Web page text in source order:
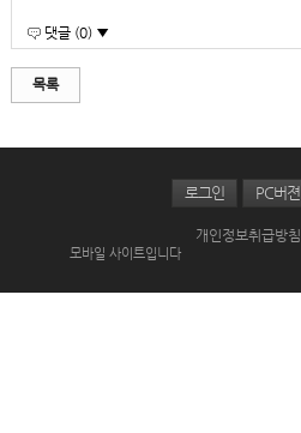
댓글 (0) ▼
목록
로그인 PC버젼
개인정보취급방침
모바일 사이트입니다